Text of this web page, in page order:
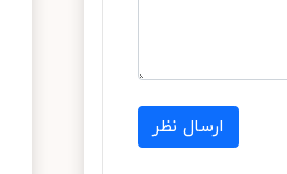
ارسال نظر